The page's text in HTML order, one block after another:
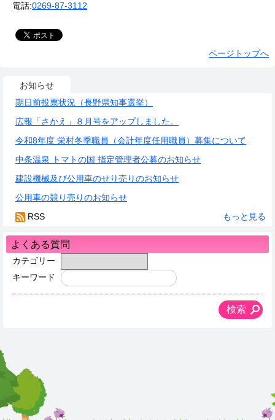
電話:0269-87-3112
ページトップへ
お知らせ
期日前投票状況（長野県知事選挙）
広報「さかえ」８月号をアップしました。
令和8年度 栄村冬季職員（会計年度任用職員）募集について
中条温泉 トマトの国 指定管理者公募のお知らせ
建設機械及び公用車のせり売りのお知らせ
公用車の競り売りのお知らせ
もっと見る
RSS
よくある質問
カテゴリー
キーワード